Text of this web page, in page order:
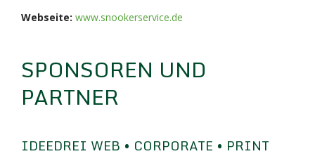
Webseite: www.snookerservice.de
SPONSOREN UND
PARTNER
IDEEDREI WEB • CORPORATE • PRINT